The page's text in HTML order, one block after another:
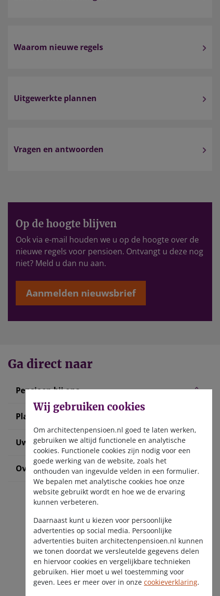
Waarom nieuwe regels
Uitgewerkte plannen
Vragen en antwoorden
Op de hoogte blijven
Ook via e-mail houden we u op de hoogte over de
nieuwe regels voor pensioen. Ontvangt u deze nog
niet? Meld u dan nu aan.
Aanmelden nieuwsbrief
Ga direct naar
Pensioen bij ons
Plan uw pensioen
Uw situatie verandert
Over ons
Ontvang de nieuwsbrief
Wij gebruiken cookies
Om architectenpensioen.nl goed te laten werken,
gebruiken we altijd functionele en analytische
cookies. Functionele cookies zijn nodig voor een
goede werking van de website, zoals het
onthouden van ingevulde velden in een formulier.
We bepalen met analytische cookies hoe onze
website gebruikt wordt en hoe we de ervaring
kunnen verbeteren.
Daarnaast kunt u kiezen voor persoonlijke
advertenties op social media. Persoonlijke
advertenties buiten architectenpensioen.nl kunnen
we tonen doordat we versleutelde gegevens delen
en hiervoor cookies en vergelijkbare technieken
gebruiken. Hier moet u wel toestemming voor
geven. Lees er meer over in onze cookieverklaring.